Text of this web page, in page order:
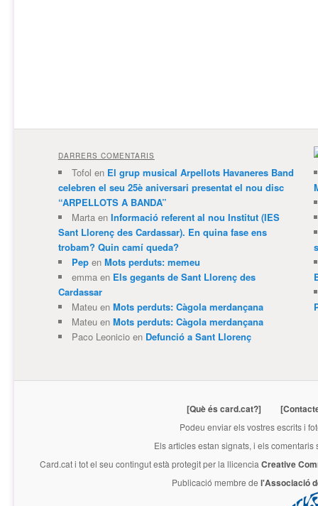
DARRERS COMENTARIS
Tofol en El grup musical Arpellots Havaneres Band
celebren el seu 25è aniversari presentat el nou disc
“ARPELLOTS A BANDA”
Martaen Informació referent al nou Institut (IES
Sant Llorenç des Cardassar). En quina fase ens
trobam? Quin camí queda?
Pepen Mots perduts: memeu
emmaen Els gegants de Sant Llorenç des
Cardassar
Mateuen Mots perduts: Càgola merdançana
Mateuen Mots perduts: Càgola merdançana
Paco Leonicioen Defunció a Sant Llorenç
[Què és card.cat?]
Podeu enviar els vostres escrits i
Els articles estan signats, i els
Card.cati tot el seu contingut està protegit per la llicencia Creative
Publicació membre de l'Associació